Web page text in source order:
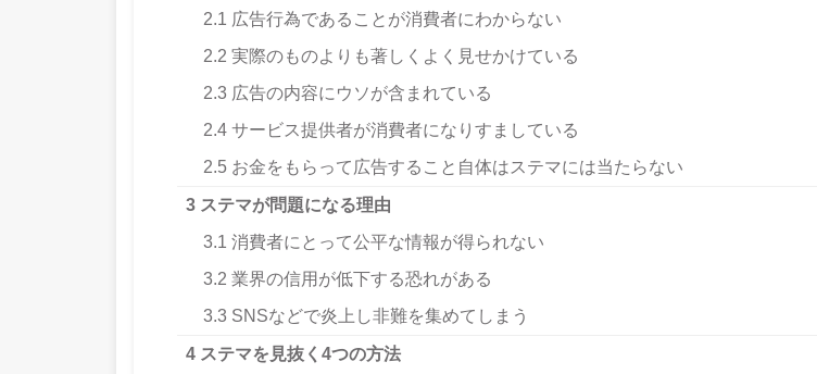
2.1 広告行為であることが消費者にわからない
2.2 実際のものよりも著しくよく見せかけている
2.3 広告の内容にウソが含まれている
2.4 サービス提供者が消費者になりすましている
2.5 お金をもらって広告すること自体はステマには当たらない
3 ステマが問題になる理由
3.1 消費者にとって公平な情報が得られない
3.2 業界の信用が低下する恐れがある
3.3 SNSなどで炎上し非難を集めてしまう
4 ステマを見抜く4つの方法